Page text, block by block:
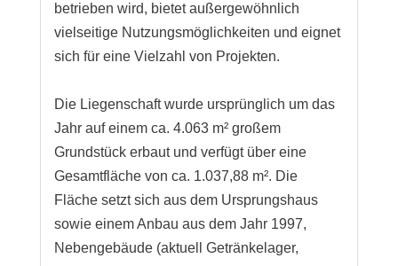
betrieben wird, bietet außergewöhnlich
vielseitige Nutzungsmöglichkeiten und eignet
sich für eine Vielzahl von Projekten.
Die Liegenschaft wurde ursprünglich um das
Jahr auf einem ca. 4.063 m² großem
Grundstück erbaut und verfügt über eine
Gesamtfläche von ca. 1.037,88 m². Die
Fläche setzt sich aus dem Ursprungshaus
sowie einem Anbau aus dem Jahr 1997,
Nebengebäude (aktuell Getränkelager,